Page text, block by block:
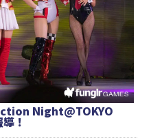
Night@TOKYO
！